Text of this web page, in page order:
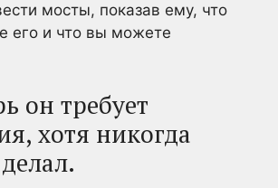
мосты, показав ему, что
его и что вы можете
он требует
хотя никогда